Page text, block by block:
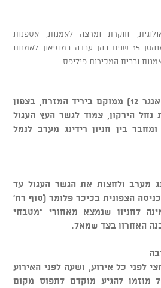
חוקרת ומרצה לאמנות, אספנות
ותערוכות עולמיות. חיה במנהטן 15 שנים בהן עבדה במוזיאון לאמנות
ובבית המכירות פיליפס.
טוקהאוס ביתן 12 (לא האנגר 12) ממוקם ביריד המזרח, בצפון
הירקון, צמוד לגשר העץ העגול
בין חניון רידינג מערב לנמל
מערב ולחצות את הגשר העגול עד
הצפונית בכיכר פלומר (סוף רח'
לחניון שנמצא מאחורי "מטבחי
האחרון בצד שמאל.
לפני כל אירוע, ושעה לפני האירוע
מוזמן להגיע מוקדם לתפוס מקום